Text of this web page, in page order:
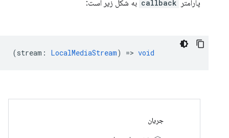
پارامتر callback به شکل زیر است:
(stream : LocalMediaStream) => void
جریان